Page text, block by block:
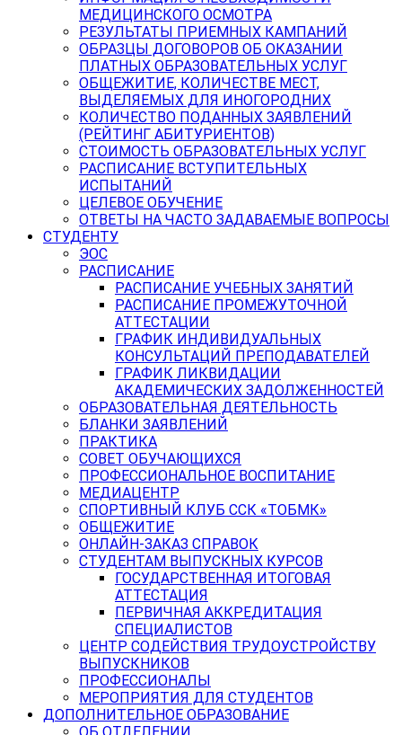
МЕДИЦИНСКОГО ОСМОТРА
РЕЗУЛЬТАТЫ ПРИЕМНЫХ КАМПАНИЙ
ОБРАЗЦЫ ДОГОВОРОВ ОБ ОКАЗАНИИ
ПЛАТНЫХ ОБРАЗОВАТЕЛЬНЫХ УСЛУГ
ОБЩЕЖИТИЕ, КОЛИЧЕСТВЕ МЕСТ,
ВЫДЕЛЯЕМЫХ ДЛЯ ИНОГОРОДНИХ
КОЛИЧЕСТВО ПОДАННЫХ ЗАЯВЛЕНИЙ
(РЕЙТИНГ АБИТУРИЕНТОВ)
СТОИМОСТЬ ОБРАЗОВАТЕЛЬНЫХ УСЛУГ
РАСПИСАНИЕ ВСТУПИТЕЛЬНЫХ
ИСПЫТАНИЙ
ЦЕЛЕВОЕ ОБУЧЕНИЕ
ОТВЕТЫ НА ЧАСТО ЗАДАВАЕМЫЕ ВОПРОСЫ
СТУДЕНТУ
ЭОС
РАСПИСАНИЕ
РАСПИСАНИЕ УЧЕБНЫХ ЗАНЯТИЙ
РАСПИСАНИЕ ПРОМЕЖУТОЧНОЙ
АТТЕСТАЦИИ
ГРАФИК ИНДИВИДУАЛЬНЫХ
КОНСУЛЬТАЦИЙ ПРЕПОДАВАТЕЛЕЙ
ГРАФИК ЛИКВИДАЦИИ
АКАДЕМИЧЕСКИХ ЗАДОЛЖЕННОСТЕЙ
ОБРАЗОВАТЕЛЬНАЯ ДЕЯТЕЛЬНОСТЬ
БЛАНКИ ЗАЯВЛЕНИЙ
ПРАКТИКА
СОВЕТ ОБУЧАЮЩИХСЯ
ПРОФЕССИОНАЛЬНОЕ ВОСПИТАНИЕ
МЕДИАЦЕНТР
СПОРТИВНЫЙ КЛУБ ССК «ТОБМК»
ОБЩЕЖИТИЕ
ОНЛАЙН-ЗАКАЗ СПРАВОК
СТУДЕНТАМ ВЫПУСКНЫХ КУРСОВ
ГОСУДАРСТВЕННАЯ ИТОГОВАЯ
АТТЕСТАЦИЯ
ПЕРВИЧНАЯ АККРЕДИТАЦИЯ
СПЕЦИАЛИСТОВ
ЦЕНТР СОДЕЙСТВИЯ ТРУДОУСТРОЙСТВУ
ВЫПУСКНИКОВ
ПРОФЕССИОНАЛЫ
МЕРОПРИЯТИЯ ДЛЯ СТУДЕНТОВ
ДОПОЛНИТЕЛЬНОЕ ОБРАЗОВАНИЕ